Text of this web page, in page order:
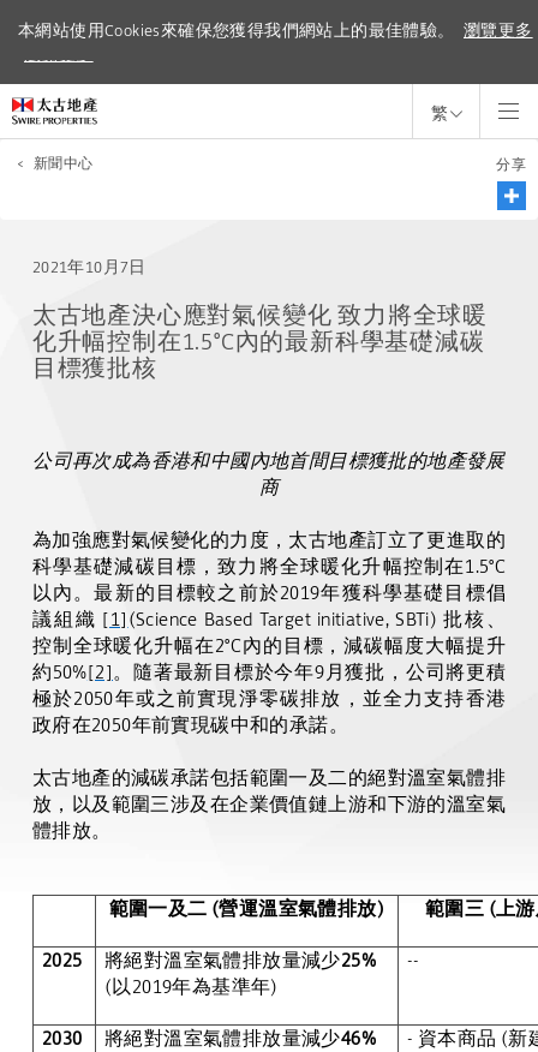
本網站使用Cookies來確保您獲得我們網站上的最佳體驗。 瀏覽更多
本網站使用Cookies來確保您獲得我們網站上的最佳體驗。
繁
< 新聞中心 分享
2021年10月7日
太古地產決心應對氣候變化 致力將全球暖
化升幅控制在1.5°C內的最新科學基礎減碳
目標獲批核
公司再次成為香港和中國內地首間目標獲批的地產發展
商
為加強應對氣候變化的力度，太古地產訂立了更進取的
科學基礎減碳目標，致力將全球暖化升幅控制在1.5°C
以內。最新的目標較之前於2019年獲科學基礎目標倡
議組織 [1] (Science Based Target initiative, SBTi)批核、
控制全球暖化升幅在2°C內的目標，減碳幅度大幅提升
約50%[2]。隨著最新目標於今年9月獲批，公司將更積
極於2050年或之前實現淨零碳排放，並全力支持香港
政府在2050年前實現碳中和的承諾。
太古地產的減碳承諾包括範圍一及二的絕對溫室氣體排
放，以及範圍三涉及在企業價值鏈上游和下游的溫室氣
體排放。
範圍一及二 (營運溫室氣體排放) 範圍三 (上
2025 將絕對溫室氣體排放量減少25%
(以2019年為基準年)
--
2030 將絕對溫室氣體排放量減少46%
- 資本商品 (新